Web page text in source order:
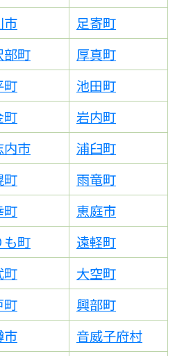
性があります。当社
状況の分析、サイト
ートの作成、その他
供目的に限りこれを
用者は、当サイトを
、上記方法および目
が行うこの様な
き許可を与えたもの
※なお、このトラ
は匿名で収集されて
定するものではあり
Cookie（クッキー）
のブラウザ操作によ
も可能です。ただし
イトの機能が一部利
可能性があります。
の規約に関して、
を参照ください。
関するお問い合わ
市
足寄町
部町
厚真町
町
池田町
町
岩内町
内市
浦臼町
町
雨竜町
町
恵庭市
も町
遠軽町
町
大空町
町
興部町
市
音威子府村